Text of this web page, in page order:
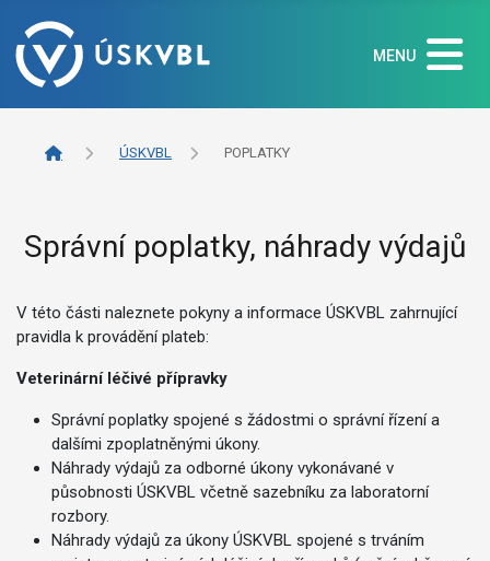
MENU
ÚSKVBL POPLATKY
Správní poplatky, náhrady výdajů
V této části naleznete pokyny a informace ÚSKVBL zahrnující
pravidla k provádění plateb:
Veterinární léčivé přípravky
Správní poplatky spojené s žádostmi o správní řízení a
dalšími zpoplatněnými úkony.
Náhrady výdajů za odborné úkony vykonávané v
působnosti ÚSKVBL včetně sazebníku za laboratorní
rozbory.
Náhrady výdajů za úkony ÚSKVBL spojené s trváním